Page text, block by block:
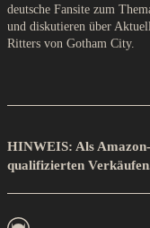
deutsche Fansite zum
und diskutieren über
Ritters von Gotham City.
HINWEIS: Als
qualifizierten